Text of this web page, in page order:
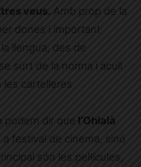
veus. Amb prop de la
dones i important
llengua, des de
surt de la norma i acull
les cartelleres
podem dir que l’Ohlalà
festival de cinema, sinó
són les pel·lícules,